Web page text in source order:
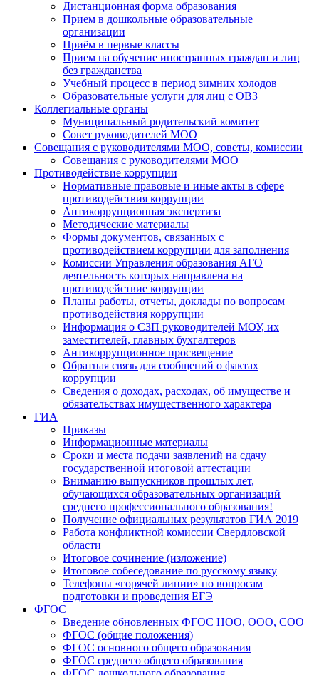
Дистанционная форма образования
Прием в дошкольные образовательные
организации
Приём в первые классы
Прием на обучение иностранных граждан и лиц
без гражданства
Учебный процесс в период зимних холодов
Образовательные услуги для лиц с ОВЗ
Коллегиальные органы
Муниципальный родительский комитет
Совет руководителей МОО
Совещания с руководителями МОО, советы, комиссии
Совещания с руководителями МОО
Противодействие коррупции
Нормативные правовые и иные акты в сфере
противодействия коррупции
Антикоррупционная экспертиза
Методические материалы
Формы документов, связанных с
противодействием коррупции для заполнения
Комиссии Управления образования АГО
деятельность которых направлена на
противодействие коррупции
Планы работы, отчеты, доклады по вопросам
противодействия коррупции
Информация о СЗП руководителей МОУ, их
заместителей, главных бухгалтеров
Антикоррупционное просвещение
Обратная связь для сообщений о фактах
коррупции
Сведения о доходах, расходах, об имуществе и
обязательствах имущественного характера
ГИА
Приказы
Информационные материалы
Сроки и места подачи заявлений на сдачу
государственной итоговой аттестации
Вниманию выпускников прошлых лет,
обучающихся образовательных организаций
среднего профессионального образования!
Получение официальных результатов ГИА 2019
Работа конфликтной комиссии Свердловской
области
Итоговое сочинение (изложение)
Итоговое собеседование по русскому языку
Телефоны «горячей линии» по вопросам
подготовки и проведения ЕГЭ
ФГОС
Введение обновленных ФГОС НОО, ООО, СОО
ФГОС (общие положения)
ФГОС основного общего образования
ФГОС среднего общего образования